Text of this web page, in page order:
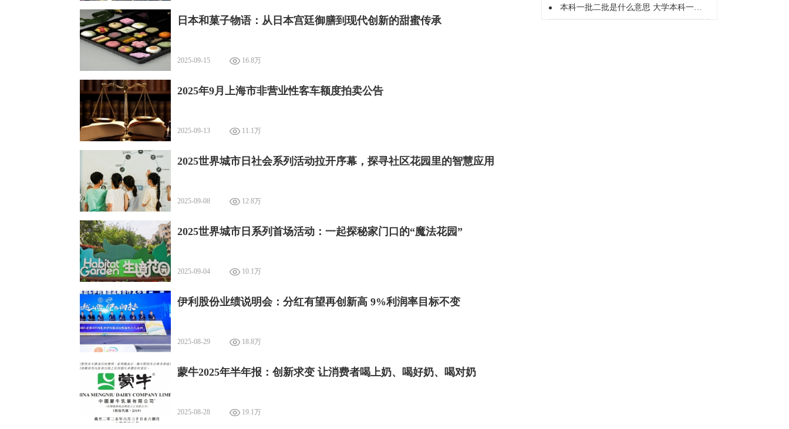
日本和菓子物语：从日本宫廷御膳到现代创新的甜蜜传承
2025-09-15 16.8万
2025年9月上海市非营业性客车额度拍卖公告
2025-09-13 11.1万
2025世界城市日社会系列活动拉开序幕，探寻社区花园里的智慧应用
2025-09-08 12.8万
2025世界城市日系列首场活动：一起探秘家门口的“魔法花园”
2025-09-04 10.1万
伊利股份业绩说明会：分红有望再创新高 9%利润率目标不变
2025-08-29 18.8万
蒙牛2025年半年报：创新求变 让消费者喝上奶、喝好奶、喝对奶
2025-08-28 19.1万
本科一批二批是什么意思 大学本科一批二批是什么意思